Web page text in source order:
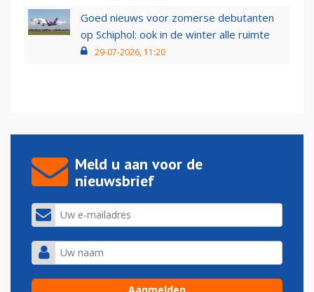
Goed nieuws voor zomerse debutanten
op Schiphol: ook in de winter alle ruimte
29-07-2026, 11:20
Meld u aan voor de
nieuwsbrief